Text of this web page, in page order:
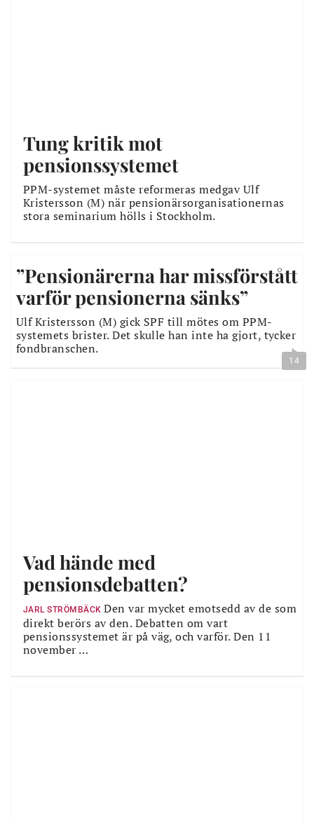
Tung kritik mot
pensionssystemet
PPM-systemet måste reformeras medgav Ulf
Kristersson (M) när pensionärsorganisationernas
stora seminarium hölls i Stockholm.
”Pensionärerna har missförstått
varför pensionerna sänks”
Ulf Kristersson (M) gick SPF till mötes om PPM-
systemets brister. Det skulle han inte ha gjort, tycker
fondbranschen.
14
Vad hände med
pensionsdebatten?
JARL STRÖMBÄCKDen var mycket emotsedd av de som
direkt berörs av den. Debatten om vart
pensionssystemet är på väg, och varför. Den 11
november …